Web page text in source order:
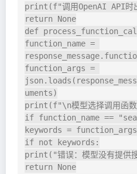
print(f"调用OpenAI API
return None
def
function_name =
function_args =
uments)
print(f"\n模型选择调用函
if function_name ==
keywords =
if not keywords:
print("错误：模型没有提供
return None